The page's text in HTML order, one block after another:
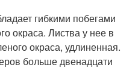
гибкими побегами
окраса. Листва у нее в
окраса, удлиненная.
больше двенадцати